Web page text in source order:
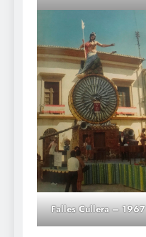
Falles Cullera – 1967